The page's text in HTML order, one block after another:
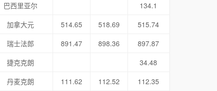
巴西里亚尔
134.1
加拿大元
514.65 518.69
515.74
瑞士法郎
891.47 898.36
897.87
捷克克朗
34.48
丹麦克朗
111.62 112.52
112.35